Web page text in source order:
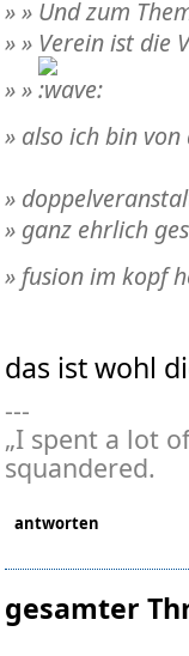
» » Und zum
» » Verein ist die
» »
» also ich bin
»
» ganz ehrlich
» fusion im kopf
das ist wohl
---
„I spent a lot
squandered.
antworten
gesamter